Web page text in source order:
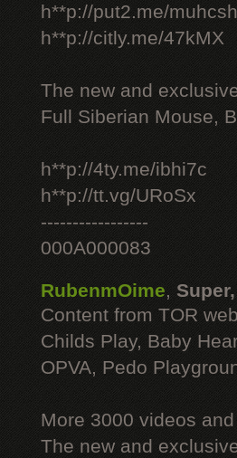
h**p://put2.me/muhcsh
h**p://citly.me/47kMX
The new and
Full Siberian Mouse,
h**p://4ty.me/ibhi7c
h**p://tt.vg/URoSx
-----------------
000A000083
RubenmOime,
Content from TOR
Childs Play, Baby
OPVA, Pedo
More 3000 videos
The new and